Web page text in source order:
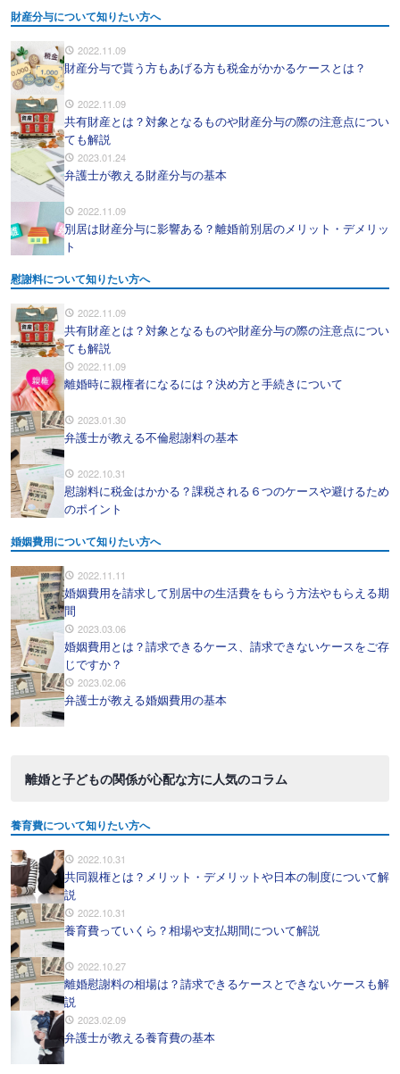
財産分与について知りたい方へ
2022.11.09
財産分与で貰う方もあげる方も税金がかかるケースとは？
2022.11.09
共有財産とは？対象となるものや財産分与の際の注意点につい
ても解説
2023.01.24
弁護士が教える財産分与の基本
2022.11.09
別居は財産分与に影響ある？離婚前別居のメリット・デメリッ
ト
慰謝料について知りたい方へ
2022.11.09
共有財産とは？対象となるものや財産分与の際の注意点につい
ても解説
2022.11.09
離婚時に親権者になるには？決め方と手続きについて
2023.01.30
弁護士が教える不倫慰謝料の基本
2022.10.31
慰謝料に税金はかかる？課税される６つのケースや避けるため
のポイント
婚姻費用について知りたい方へ
2022.11.11
婚姻費用を請求して別居中の生活費をもらう方法やもらえる期
間
2023.03.06
婚姻費用とは？請求できるケース、請求できないケースをご存
じですか？
2023.02.06
弁護士が教える婚姻費用の基本
離婚と子どもの関係が心配な方に人気のコラム
養育費について知りたい方へ
2022.10.31
共同親権とは？メリット・デメリットや日本の制度について解
説
2022.10.31
養育費っていくら？相場や支払期間について解説
2022.10.27
離婚慰謝料の相場は？請求できるケースとできないケースも解
説
2023.02.09
弁護士が教える養育費の基本